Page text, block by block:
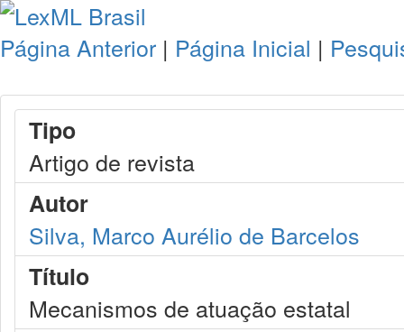
Página Anterior | Página Inicial |
Tipo
Artigo de revista
Autor
Silva, Marco Aurélio de Barcelos
Título
Mecanismos de atuação estatal